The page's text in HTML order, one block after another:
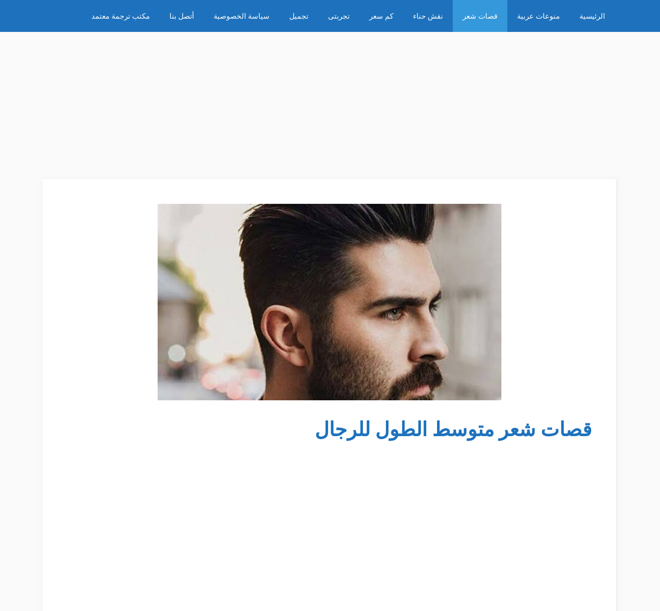
المحتوى
الرئيسية منوعات عربية قصات شعر نقش حناء كم سعر تجربتى تجميل سياسة الخصوصية أتصل بنا مكتب ترجمة معتمد
قصات شعر متوسط الطول للرجال